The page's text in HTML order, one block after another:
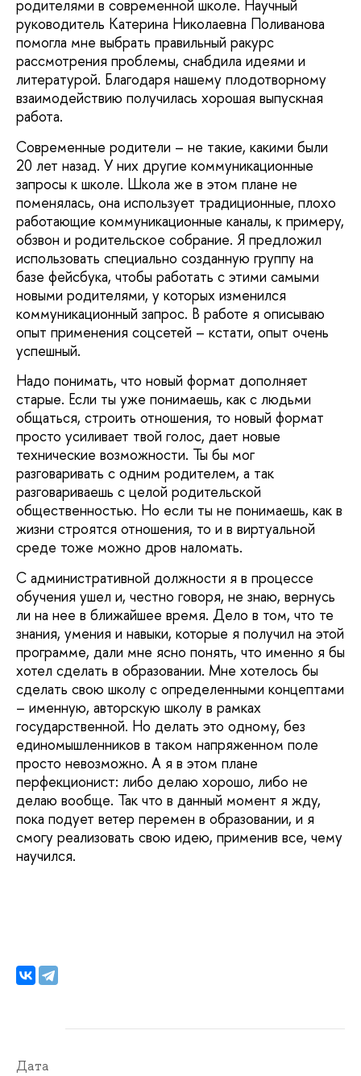
родителями в современной школе. Научный
руководитель Катерина Николаевна Поливанова
помогла мне выбрать правильный ракурс
рассмотрения проблемы, снабдила идеями и
литературой. Благодаря нашему плодотворному
взаимодействию получилась хорошая выпускная
работа.
Современные родители – не такие, какими были
20 лет назад. У них другие коммуникационные
запросы к школе. Школа же в этом плане не
поменялась, она использует традиционные, плохо
работающие коммуникационные каналы, к примеру,
обзвон и родительское собрание. Я предложил
использовать специально созданную группу на
базе фейсбука, чтобы работать с этими самыми
новыми родителями, у которых изменился
коммуникационный запрос. В работе я описываю
опыт применения соцсетей – кстати, опыт очень
успешный.
Надо понимать, что новый формат дополняет
старые. Если ты уже понимаешь, как с людьми
общаться, строить отношения, то новый формат
просто усиливает твой голос, дает новые
технические возможности. Ты бы мог
разговаривать с одним родителем, а так
разговариваешь с целой родительской
общественностью. Но если ты не понимаешь, как в
жизни строятся отношения, то и в виртуальной
среде тоже можно дров наломать.
С административной должности я в процессе
обучения ушел и, честно говоря, не знаю, вернусь
ли на нее в ближайшее время. Дело в том, что те
знания, умения и навыки, которые я получил на этой
программе, дали мне ясно понять, что именно я бы
хотел сделать в образовании. Мне хотелось бы
сделать свою школу с определенными концептами
– именную, авторскую школу в рамках
государственной. Но делать это одному, без
единомышленников в таком напряженном поле
просто невозможно. А я в этом плане
перфекционист: либо делаю хорошо, либо не
делаю вообще. Так что в данный момент я жду,
пока подует ветер перемен в образовании, и я
смогу реализовать свою идею, применив все, чему
научился.
Дата